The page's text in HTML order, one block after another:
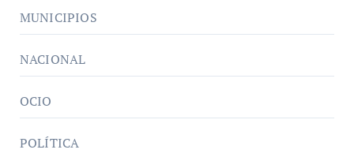
MUNICIPIOS
NACIONAL
OCIO
POLÍTICA